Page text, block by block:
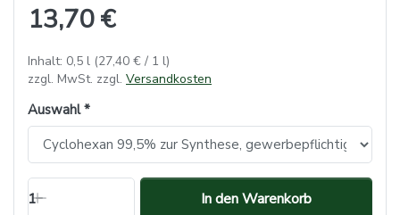
13,70 €
Inhalt: 0,5 l (27,40 € / 1 l)
zzgl. MwSt. zzgl. Versandkosten
Auswahl
1 In den Warenkorb